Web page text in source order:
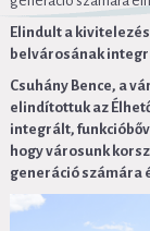
Elindult a
belvárosának
Csuhány Bence, a
elindítottuk az
integrált,
hogy városunk
generáció számára